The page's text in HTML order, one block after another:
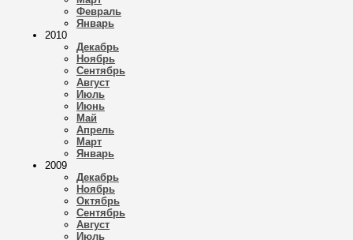
Февраль
Январь
2010
Декабрь
Ноябрь
Сентябрь
Август
Июль
Июнь
Май
Апрель
Март
Январь
2009
Декабрь
Ноябрь
Октябрь
Сентябрь
Август
Июль